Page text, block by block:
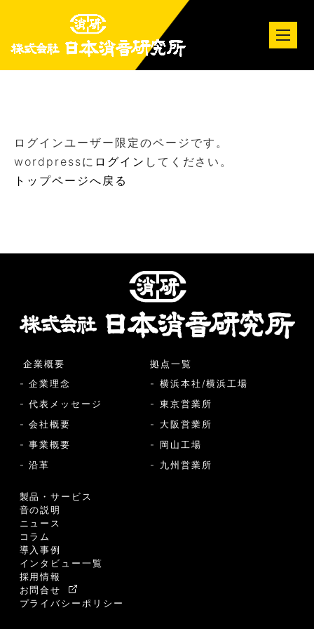
ログインユーザー限定のページです。
wordpressに ログイン してください。
トップページへ戻る
企業概要
- 企業理念
- 代表メッセージ
- 会社概要
- 事業概要
- 沿革
製品・サービス
音の説明
ニュース
コラム
導入事例
インタビュー一覧
採用情報
お問合せ
プライバシーポリシー
拠点一覧
- 横浜本社/横浜工場
- 東京営業所
- 大阪営業所
- 岡山工場
- 九州営業所